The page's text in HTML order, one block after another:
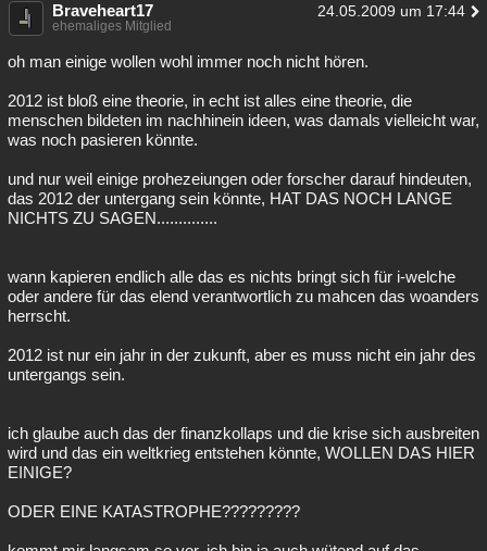
Braveheart17 24.05.2009 um 17:44
ehemaliges Mitglied
oh man einige wollen wohl immer noch nicht hören.
2012 ist bloß eine theorie, in echt ist alles eine theorie, die
menschen bildeten im nachhinein ideen, was damals vielleicht war,
was noch pasieren könnte.
und nur weil einige prohezeiungen oder forscher darauf hindeuten,
das 2012 der untergang sein könnte, HAT DAS NOCH LANGE
NICHTS ZU SAGEN..............
wann kapieren endlich alle das es nichts bringt sich für i-welche
oder andere für das elend verantwortlich zu mahcen das woanders
herrscht.
2012 ist nur ein jahr in der zukunft, aber es muss nicht ein jahr des
untergangs sein.
ich glaube auch das der finanzkollaps und die krise sich ausbreiten
wird und das ein weltkrieg entstehen könnte, WOLLEN DAS HIER
EINIGE?
ODER EINE KATASTROPHE?????????